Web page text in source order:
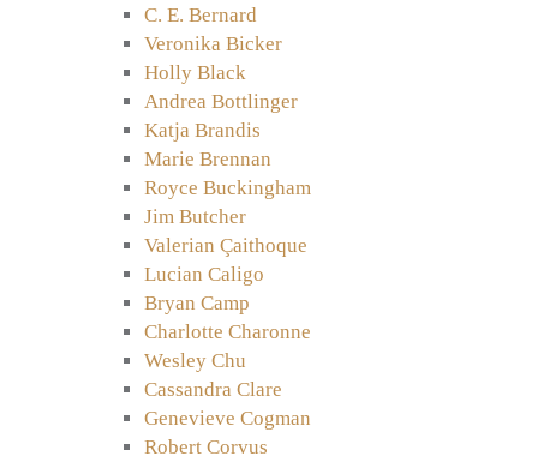
C. E. Bernard
Veronika Bicker
Holly Black
Andrea Bottlinger
Katja Brandis
Marie Brennan
Royce Buckingham
Jim Butcher
Valerian Çaithoque
Lucian Caligo
Bryan Camp
Charlotte Charonne
Wesley Chu
Cassandra Clare
Genevieve Cogman
Robert Corvus